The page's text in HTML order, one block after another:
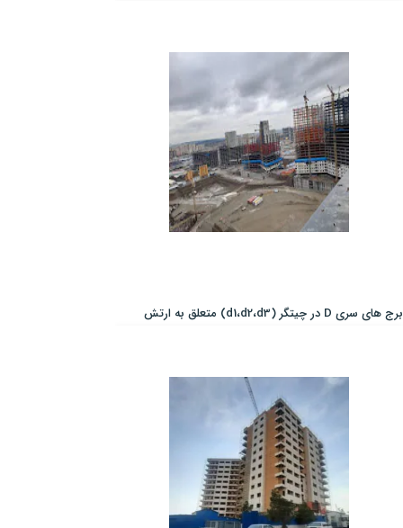
برج های سری D در چیتگر (d1،d2،d3) متعلق به ارتش